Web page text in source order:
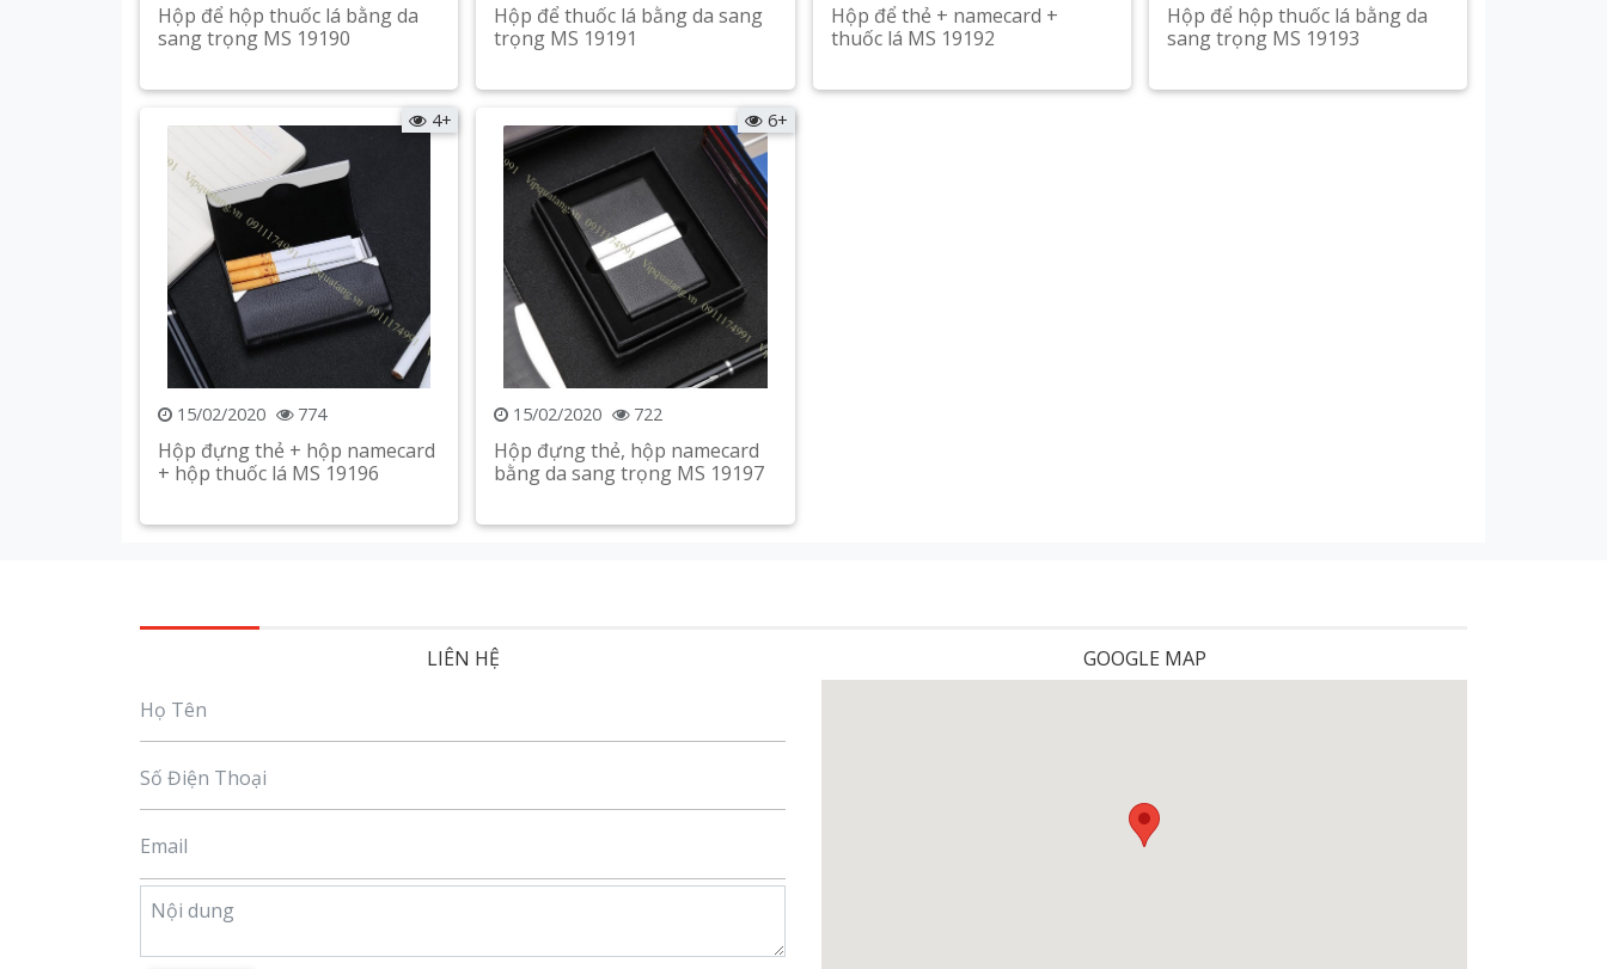
Hộp để hộp thuốc lá bằng da
sang trọng MS 19190
Xem chi tiết
Hộp để thuốc lá bằng da sang
trọng MS 19191
Xem chi tiết
Hộp để thẻ + namecard +
thuốc lá MS 19192
Xem chi tiết
Hộp để hộp thuốc lá bằng da
sang trọng MS 19193
Xem chi tiết
4+
15/02/2020 774
Hộp đựng thẻ + hộp namecard
+ hộp thuốc lá MS 19196
Xem chi tiết
6+
15/02/2020 722
Hộp đựng thẻ, hộp namecard
bằng da sang trọng MS 19197
Xem chi tiết
LIÊN HỆ GOOGLE MAP